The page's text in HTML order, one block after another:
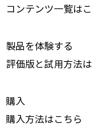
コンテンツ一覧は
製品を体験する
評価版と試用方法
購入
購入方法はこちら